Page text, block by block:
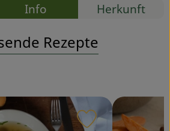
Info Herkunft
Rezepte
Rezept zu